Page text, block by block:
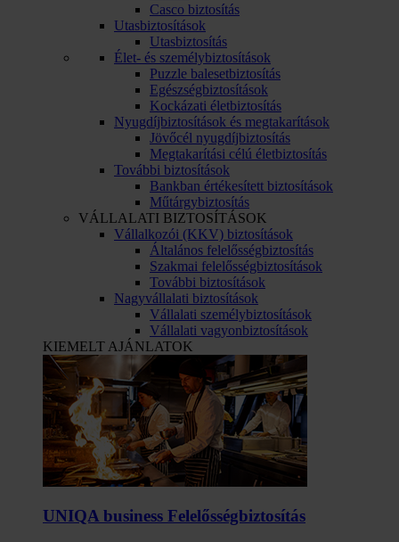
Casco biztosítás
Utasbiztosítások
Utasbiztosítás
Élet- és személybiztosítások
Puzzle balesetbiztosítás
Egészségbiztosítások
Kockázati életbiztosítás
Nyugdíjbiztosítások és megtakarítások
Jövőcél nyugdíjbiztosítás
Megtakarítási célú életbiztosítás
További biztosítások
Bankban értékesített biztosítások
Műtárgybiztosítás
VÁLLALATI BIZTOSÍTÁSOK
Vállalkozói (KKV) biztosítások
Általános felelősségbiztosítás
Szakmai felelősségbiztosítások
További biztosítások
Nagyvállalati biztosítások
Vállalati személybiztosítások
Vállalati vagyonbiztosítások
KIEMELT AJÁNLATOK
UNIQA business Felelősség­biztosítás